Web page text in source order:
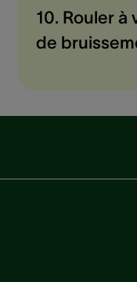
10. Rouler à
de